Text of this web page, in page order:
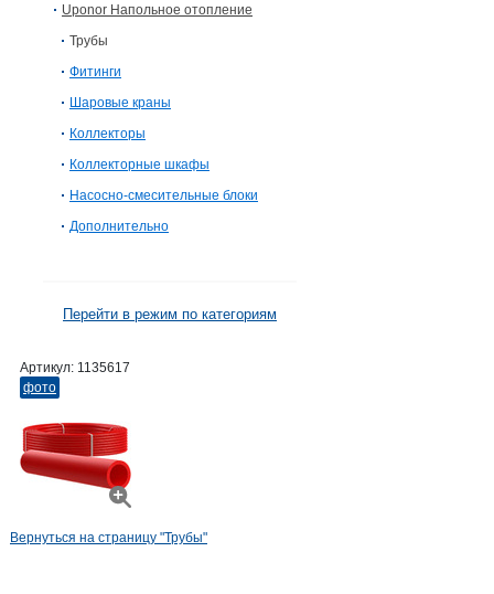
Uponor Напольное отопление
Трубы
Фитинги
Шаровые краны
Коллекторы
Коллекторные шкафы
Насосно-смесительные блоки
Дополнительно
Перейти в режим по категориям
Артикул: 1135617
фото
Вернуться на страницу "Трубы"